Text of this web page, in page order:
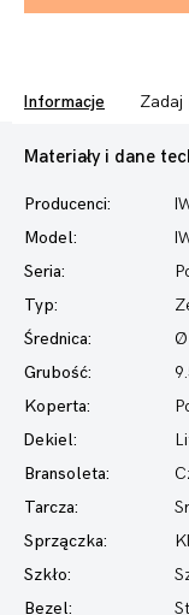
Informacje Zadaj
Materiały i dane
Producenci:
Model:
Seria:
Typ:
Średnica:
Ø
Grubość:
Koperta:
Dekiel:
Bransoleta:
Tarcza:
Sprzączka:
Szkło:
Bezel: